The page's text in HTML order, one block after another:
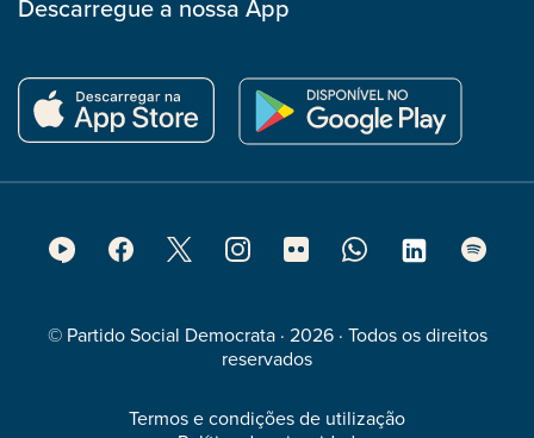
Descarregue a nossa App
© Partido Social Democrata · 2026 · Todos os direitos
reservados
Termos e condições de utilização
Footer
Media